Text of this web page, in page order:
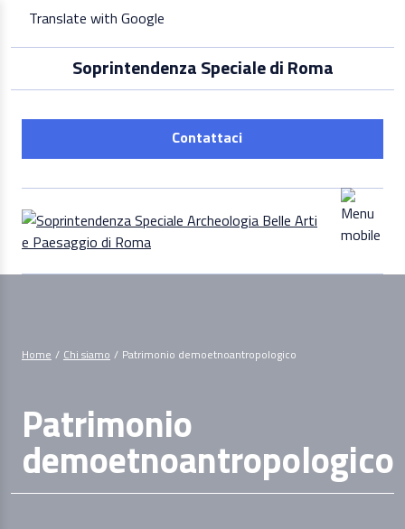
content
Translate with Google
Soprintendenza Speciale di Roma
Contattaci
Home / Chi siamo / Patrimonio demoetnoantropologico
Patrimonio
demoetnoantropologico